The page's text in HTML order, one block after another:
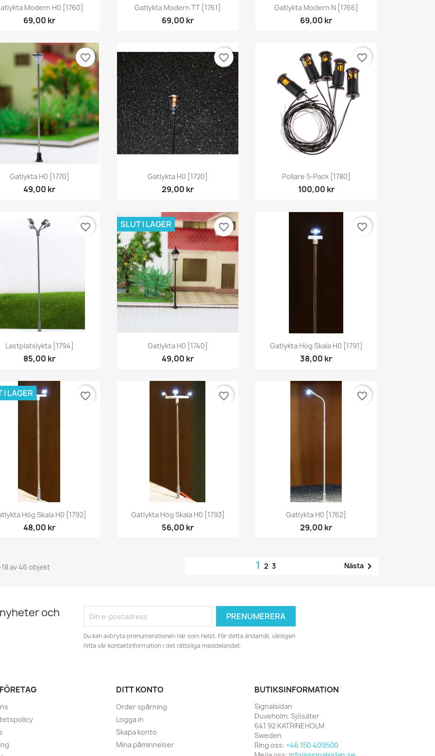
Snabbvy
Modern H0 [1760]
69,00 kr
Snabbvy
Gatlykta Modern TT [1761]
69,00 kr
Snabbvy
Gatlykta Modern N [1766]
69,00 kr
Snabbvy
Gatlykta H0 [1770]
49,00 kr
favorite_border
Snabbvy
Gatlykta H0 [1720]
29,00 kr
favorite_border
 Snabbvy
Pollare 5-Pack [1780]
100,00 kr
favorite_border
Snabbvy
Lastplatslykta [1794]
85,00 kr
favorite_border
Snabbvy
Gatlykta H0 [1740]
49,00 kr
SLUT I LAGER favorite_border
Snabbvy
Gatlykta Hög Skala H0 [1791]
38,00 kr
favorite_border
Snabbvy
Hög Skala H0 [1792]
48,00 kr
I LAGER favorite_border
Snabbvy
Gatlykta Hög Skala H0 [1793]
56,00 kr
favorite_border
Snabbvy
Gatlykta H0 [1762]
29,00 kr
favorite_border
18 av 46 objekt 1 2 3 Nästa
och
Du kan avbryta prenumerationen när som helst. För detta ändamål, vänligen
hitta vår kontaktinformation i det rättsliga meddelandet.
DITT KONTO
Order spårning
Logga in
Skapa konto
Mina påminnelser
BUTIKSINFORMATION
Signalsidan
Duveholm, Sjösäter
641 92 KATRINEHOLM
Sweden
Ring oss: +46 150 409500